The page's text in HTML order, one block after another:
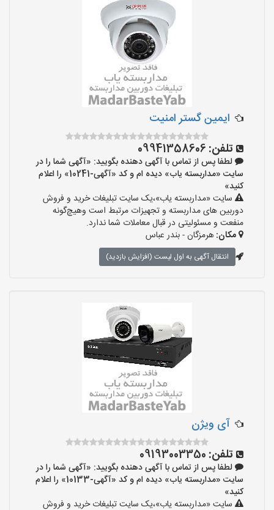
ایمین گستر امنیت
تلفن: 09941358606
لطفا پس از تماس با آگهی دهنده بگویید: «آگهی شما را در
سایت «مداربسته یاب» دیده ام و کد «آگهی-10241» را اعلام
کنید»
سایت «مداربسته یاب»،یک سایت تبلیغات خرید و فروش
دوربین های مداربسته و تجهیزات مرتبط است وهیچ‌گونه
منفعت و مسئولیتی در قبال معاملات شما ندارد.
مکان:هرمزگان - بندر عباس
انتقال آگهی به اول لیست (افزایش بازدید)
آی ویژن
تلفن: 09193003350
لطفا پس از تماس با آگهی دهنده بگویید: «آگهی شما را در
سایت «مداربسته یاب» دیده ام و کد «آگهی-10133» را اعلام
کنید»
سایت «مداربسته یاب»،یک سایت تبلیغات خرید و فروش